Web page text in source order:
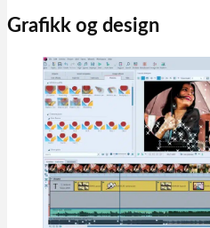
Grafikk og design